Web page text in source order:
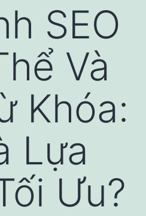
SEO
Và
Khóa:
Lựa
Ưu?